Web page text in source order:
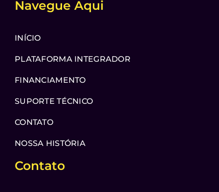
Navegue Aqui
INÍCIO
PLATAFORMA INTEGRADOR
FINANCIAMENTO
SUPORTE TÉCNICO
CONTATO
NOSSA HISTÓRIA
Contato